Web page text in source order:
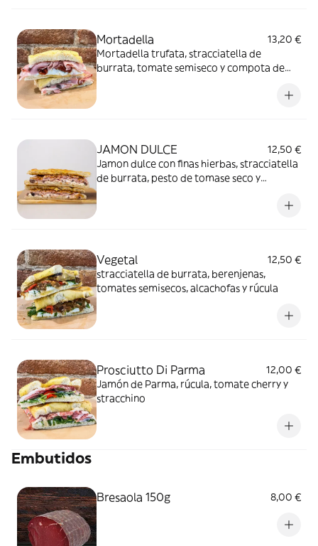
Mortadella
13,20 €
Mortadella trufata, stracciatella de
burrata, tomate semiseco y compota de
JAMON DULCE
12,50 €
Jamon dulce con finas hierbas, stracciatella
de burrata, pesto de tomase seco y
Vegetal
12,50 €
stracciatella de burrata, berenjenas,
tomates semisecos, alcachofas y rúcula
Prosciutto Di Parma
12,00 €
Jamón de Parma, rúcula, tomate cherry y
stracchino
Embutidos
Bresaola 150g 8,00 €